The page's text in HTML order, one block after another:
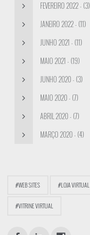
FEVEREIRO 2022 - (3)
JANEIRO 2022 - (11)
JUNHO 2021 - (11)
MAIO 2021 - (19)
JUNHO 2020 - (3)
MAIO 2020 - (7)
ABRIL 2020 - (7)
MARÇO 2020 - (4)
#WEB SITES #LOJA VIRTUAL
#VITRINE VIRTUAL